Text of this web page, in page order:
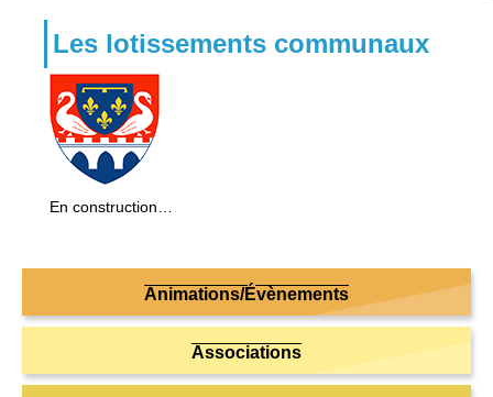
Les lotissements communaux
En construction…
Animations/Évènements
Associations